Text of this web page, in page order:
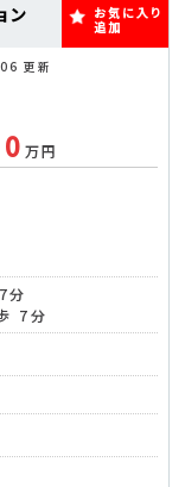
ン
お気に入り
追加
更新
万円
分
7分